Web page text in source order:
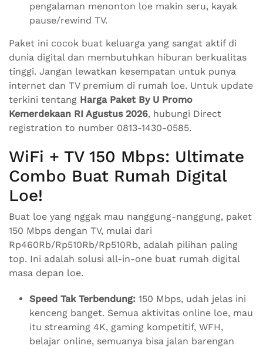
pengalaman menonton loe makin seru, kayak
pause/rewind TV.
Paket ini cocok buat keluarga yang sangat aktif di
dunia digital dan membutuhkan hiburan berkualitas
tinggi. Jangan lewatkan kesempatan untuk punya
internet dan TV premium di rumah loe. Untuk update
terkini tentang Harga Paket By U Promo
Kemerdekaan RI Agustus 2026, hubungi Direct
registration to number 0813-1430-0585.
WiFi + TV 150 Mbps: Ultimate
Combo Buat Rumah Digital
Loe!
Buat loe yang nggak mau nanggung-nanggung, paket
150 Mbps dengan TV, mulai dari
Rp460Rb/Rp510Rb/Rp510Rb, adalah pilihan paling
top. Ini adalah solusi all-in-one buat rumah digital
masa depan loe.
Speed Tak Terbendung: 150 Mbps, udah jelas ini
kenceng banget. Semua aktivitas online loe, mau
itu streaming 4K, gaming kompetitif, WFH,
belajar online, semuanya bisa jalan barengan